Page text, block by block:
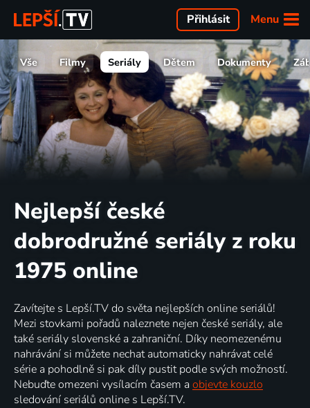
Menu
Přihlásit
Vše Filmy Seriály Dětem Dokumenty
Nejlepší české
dobrodružné seriály z roku
1975 online
Zavítejte s Lepší.TV do světa nejlepších online seriálů!
Mezi stovkami pořadů naleznete nejen české seriály, ale
také seriály slovenské a zahraniční. Díky neomezenému
nahrávání si můžete nechat automaticky nahrávat celé
série a pohodlně si pak díly pustit podle svých možností.
Nebuďte omezeni vysílacím časem a objevte kouzlo
sledování seriálů online s Lepší.TV.